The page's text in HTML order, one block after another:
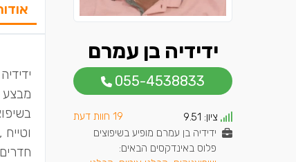
ידידיה בן עמרם
055-4538833
ציון: 9.51
19 חוות דעת
ידידיה בן עמרם מופיע בשיפוצים
פלוס באינדקסים הבאים:
מבצע